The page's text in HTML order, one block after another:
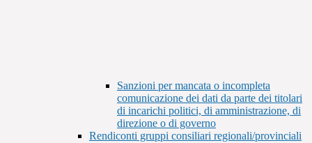
Sanzioni per mancata o incompleta
comunicazione dei dati da parte dei titolari
di incarichi politici, di amministrazione, di
direzione o di governo
Rendiconti gruppi consiliari regionali/provinciali